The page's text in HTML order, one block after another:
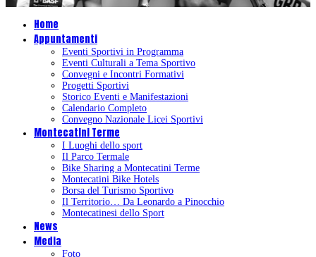
Home
Appuntamenti
Eventi Sportivi in Programma
Eventi Culturali a Tema Sportivo
Convegni e Incontri Formativi
Progetti Sportivi
Storico Eventi e Manifestazioni
Calendario Completo
Convegno Nazionale Licei Sportivi
Montecatini Terme
I Luoghi dello sport
Il Parco Termale
Bike Sharing a Montecatini Terme
Montecatini Bike Hotels
Borsa del Turismo Sportivo
Il Territorio… Da Leonardo a Pinocchio
Montecatinesi dello Sport
News
Media
Foto